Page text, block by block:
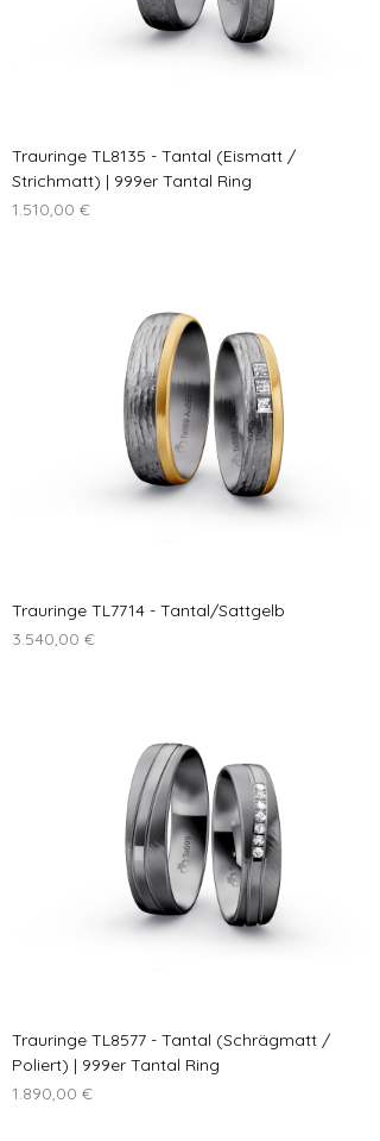
Trauringe TL8135 - Tantal (Eismatt /
Strichmatt) | 999er Tantal Ring
Preis
1.510,00 €
Trauringe TL7714 - Tantal/Sattgelb
Preis
3.540,00 €
Trauringe TL8577 - Tantal (Schrägmatt /
Poliert) | 999er Tantal Ring
Preis
1.890,00 €